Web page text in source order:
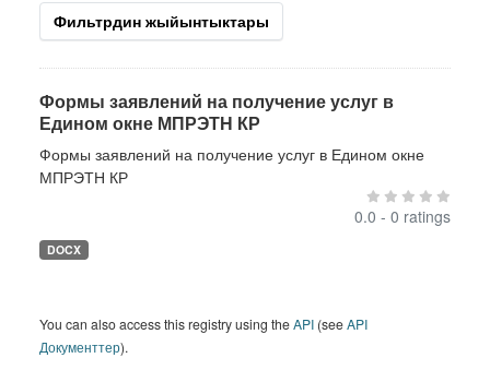
Фильтрдин жыйынтыктары
Формы заявлений на получение услуг в
Едином окне МПРЭТН КР
Формы заявлений на получение услуг в Едином окне
МПРЭТН КР
0.0 - 0 ratings
DOCX
You can also access this registry using theAPI (seeAPI
Документтер).